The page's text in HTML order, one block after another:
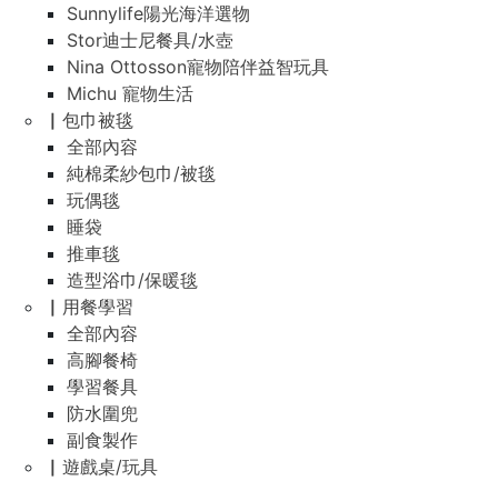
Sunnylife陽光海洋選物
Stor迪士尼餐具/水壺
Nina Ottosson寵物陪伴益智玩具
Michu 寵物生活
▏包巾被毯
全部內容
純棉柔紗包巾/被毯
玩偶毯
睡袋
推車毯
造型浴巾/保暖毯
▏用餐學習
全部內容
高腳餐椅
學習餐具
防水圍兜
副食製作
▏遊戲桌/玩具